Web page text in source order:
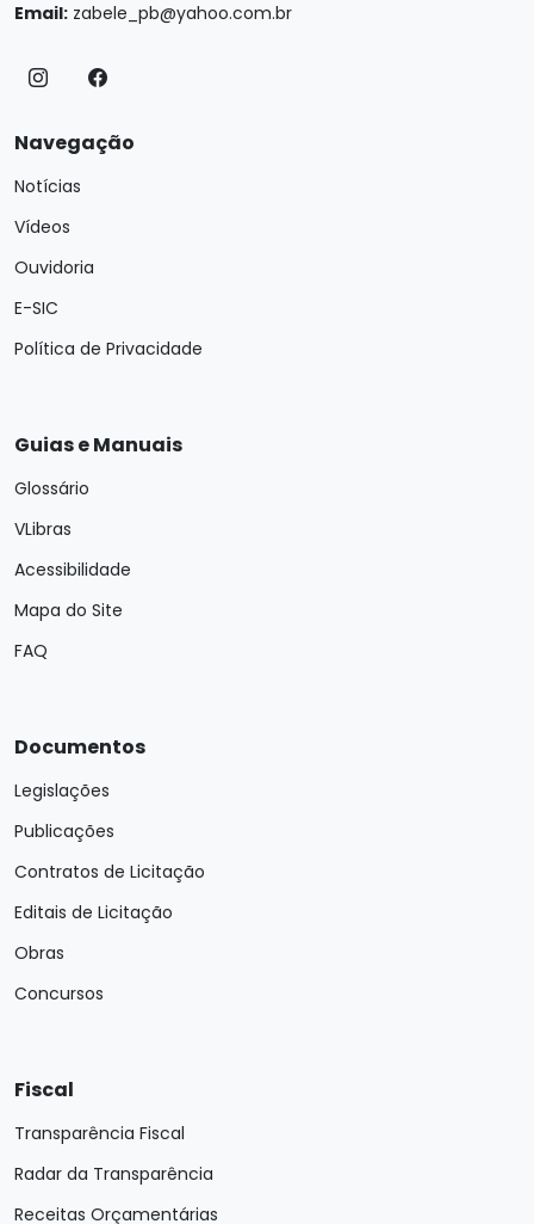
Email: zabele_pb@yahoo.com.br
Navegação
Notícias
Vídeos
Ouvidoria
E-SIC
Política de Privacidade
Guias e Manuais
Glossário
VLibras
Acessibilidade
Mapa do Site
FAQ
Documentos
Legislações
Publicações
Contratos de Licitação
Editais de Licitação
Obras
Concursos
Fiscal
Transparência Fiscal
Radar da Transparência
Receitas Orçamentárias